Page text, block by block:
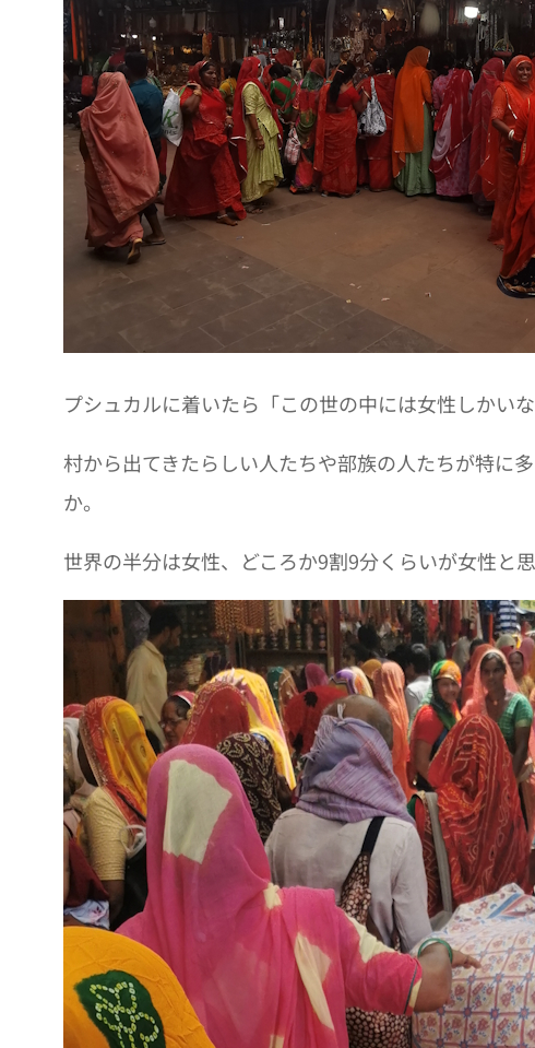
プシュカルに着いたら「この世の中には女性しかい
村から出てきたらしい人たちや部族の人たちが特に
か。
世界の半分は女性、どころか9割9分くらいが女性と